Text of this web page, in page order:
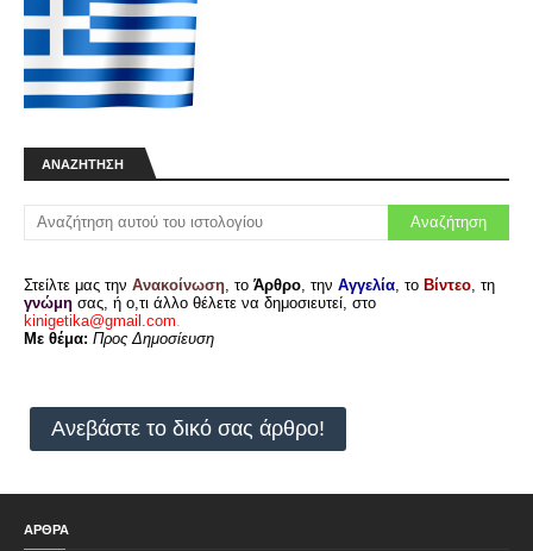
ΑΝΑΖΉΤΗΣΗ
Στείλτε μας την Ανακοίνωση , το Άρθρο , την Αγγελία , το Βίντεο , τη
γνώμη σας, ή ο,τι άλλο θέλετε να δημοσιευτεί, στο
kinigetika@gmail.com
Με θέμα: Προς Δημοσίευση
Ανεβάστε το δικό σας άρθρο!
ΑΡΘΡΑ